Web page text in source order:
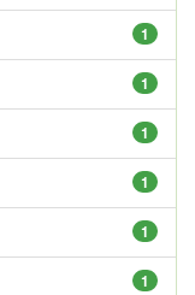
1
1
1
1
1
1